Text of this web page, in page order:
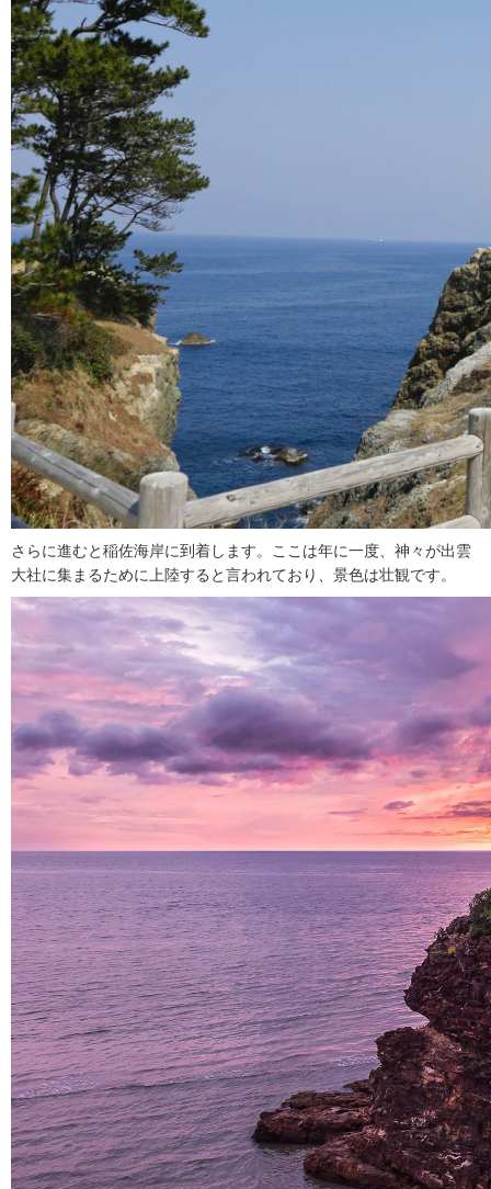
さらに進むと稲佐海岸に到着します。ここは年に一度、神々が出雲
大社に集まるために上陸すると言われており、景色は壮観です。